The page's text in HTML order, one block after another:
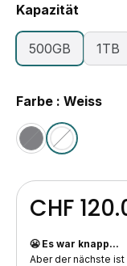
Kapazität
500GB 1TB
Farbe : Weiss
CHF
😬 Es war knapp...
Aber der nächste ist